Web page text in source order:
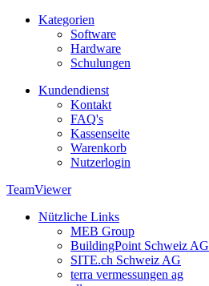
Kategorien
Software
Hardware
Schulungen
Kundendienst
Kontakt
FAQ's
Kassenseite
Warenkorb
Nutzerlogin
TeamViewer
Nützliche Links
MEB Group
BuildingPoint Schweiz AG
SITE.ch Schweiz AG
terra vermessungen ag